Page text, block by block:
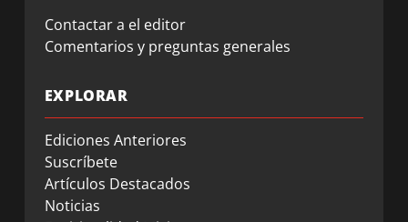
Contactar a el editor
Comentarios y preguntas generales
EXPLORAR
Ediciones Anteriores
Suscríbete
Artículos Destacados
Noticias